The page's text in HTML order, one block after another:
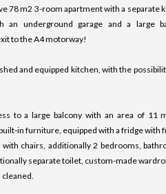
78 m2 3-room apartment with a separate
an underground garage and a large
to the A4 motorway!
and equipped kitchen, with the
to a large balcony with an area of 11
in furniture, equipped with a fridge with
with chairs, additionally 2 bedrooms,
separate toilet, custom-made